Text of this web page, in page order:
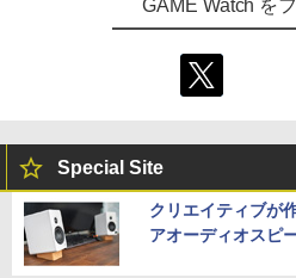
GAME Watch を
Special Site
クリエイティブが
アオーディオスピ